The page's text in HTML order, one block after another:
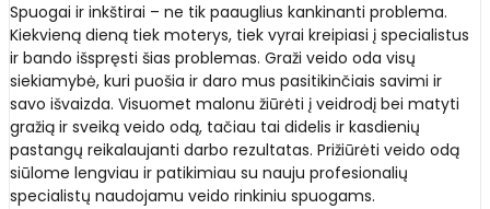
Spuogai ir inkštirai – ne tik paauglius kankinanti problema.
Kiekvieną dieną tiek moterys, tiek vyrai kreipiasi į specialistus
ir bando išspręsti šias problemas. Graži veido oda visų
siekiamybė, kuri puošia ir daro mus pasitikinčiais savimi ir
savo išvaizda. Visuomet malonu žiūrėti į veidrodį bei matyti
gražią ir sveiką veido odą, tačiau tai didelis ir kasdienių
pastangų reikalaujanti darbo rezultatas. Prižiūrėti veido odą
siūlome lengviau ir patikimiau su nauju profesionalių
specialistų naudojamu veido rinkiniu spuogams.